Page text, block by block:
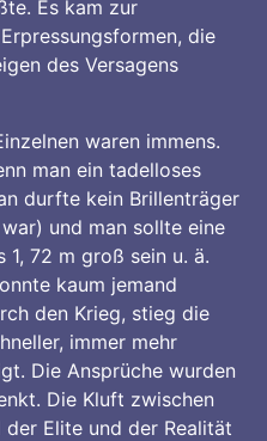
Es kam zur
die
des Versagens
waren immens.
man ein tadelloses
durfte kein Brillenträger
und man sollte eine
1, 72 m groß sein u. ä.
kaum jemand
den Krieg, stieg die
immer mehr
Die Ansprüche wurden
Die Kluft zwischen
Elite und der Realität